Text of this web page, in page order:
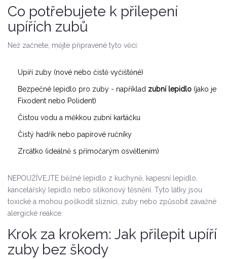
Co potřebujete k přilepení
upířích zubů
Než začnete, mějte připravené tyto věci:
Upíří zuby (nové nebo čistě vyčištěné)
Bezpečné lepidlo pro zuby - například zubní lepidlo (jako je
Fixodent nebo Polident)
Čistou vodu a měkkou zubní kartáčku
Čistý hadřík nebo papírové ručníky
Zrcátko (ideálně s přímočarým osvětlením)
NEPOUŽÍVEJTE běžné lepidlo z kuchyně, kapesní lepidlo,
kancelářský lepidlo nebo silikonový těsnění. Tyto látky jsou
toxické a mohou poškodit sliznici, zuby nebo způsobit závažné
alergické reakce.
Krok za krokem: Jak přilepit upíří
zuby bez škody